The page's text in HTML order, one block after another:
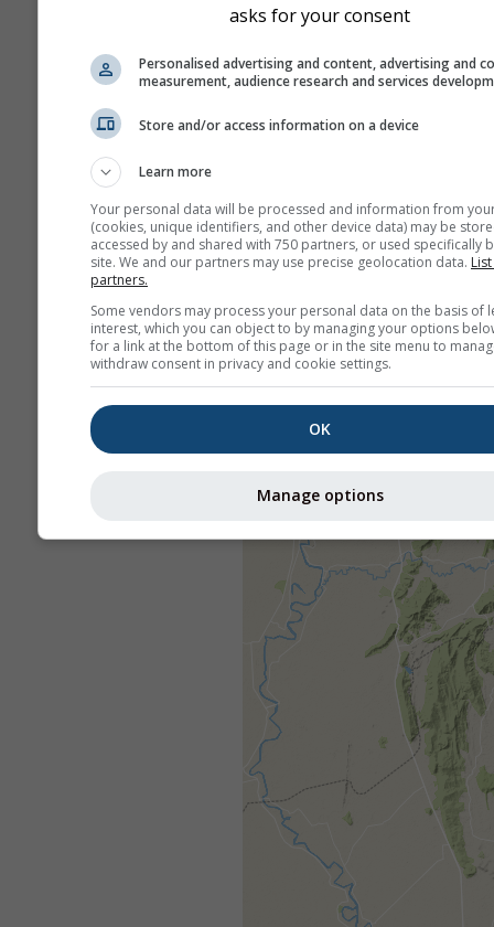
asks for your consent
Personalised advertising and content, advertising and
measurement, audience research and services
Store and/or access information on a device
Learn more
Your personal data will be processed and information from
(cookies, unique identifiers, and other device data) may be
accessed by and shared with 750 partners, or used specifically
site. We and our partners may use precise geolocation data.
partners.
Some vendors may process your personal data on the basis of
interest, which you can object to by managing your options
for a link at the bottom of this page or in the site menu to
withdraw consent in privacy and cookie settings.
OK
Manage options